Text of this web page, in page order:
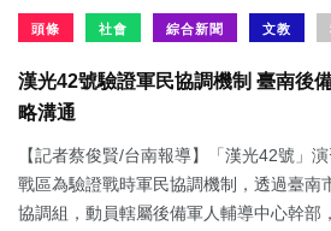
頭條 社會 綜合新聞 文教
漢光42號驗證軍民協調機制 臺南後
略溝通
【記者蔡俊賢/台南報導】「漢光42號」
戰區為驗證戰時軍民協調機制，透過臺南
協調組，動員轄屬後備軍人輔導中心幹部